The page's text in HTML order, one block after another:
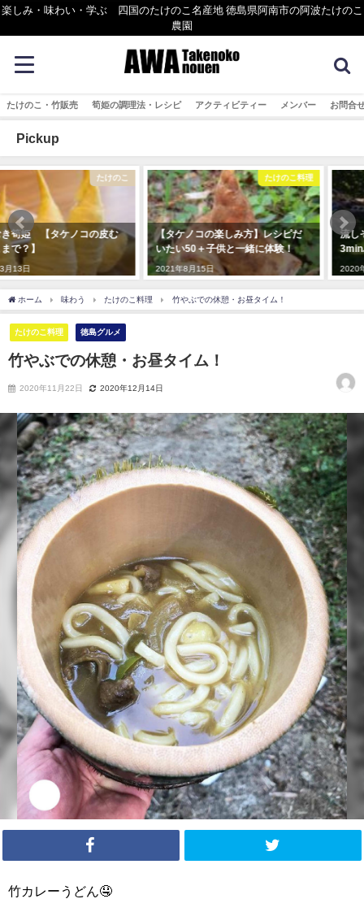
楽しみ・味わい・学ぶ 四国のたけのこ名産地 徳島県阿南市の阿波たけのこ
農園
たけのこ・竹販売 筍姫の調理法・レシピ アクティビティー メンバー お問合
Pickup
たけのこ料理
【タケノコの楽しみ方】レシピだ
いたい50＋子供と一緒に体験！
2021年8月15日
ものづくり
流しそうめんの竹加工ムービー
3minバージョン
2020年5月15日
ホーム 味わう たけのこ料理 竹やぶでの休憩・お昼タイム！
たけのこ料理 徳島グルメ
竹やぶでの休憩・お昼タイム！
2020年11月22日 2020年12月14日
竹カレーうどん🤤